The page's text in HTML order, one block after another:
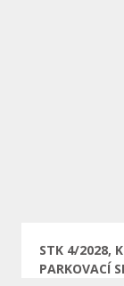
STK 4/2028,
PARKOVACÍ